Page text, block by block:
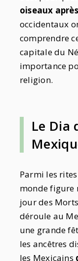
oiseaux
occidentaux
comprendre
capitale du
importance
religion.
Le Dia
Parmi les
monde
jour des
déroule au
une grande
les ancêtres
les Mexicains